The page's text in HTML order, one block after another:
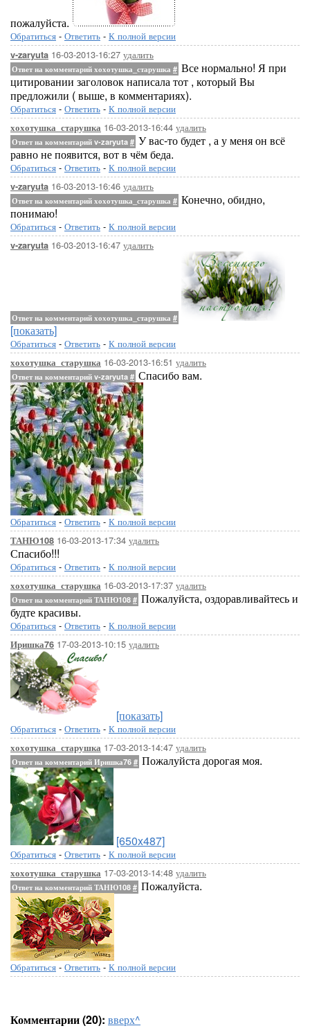
пожалуйста.
Обратиться - Ответить - К полной версии
v-zaryuta 16-03-2013-16:27 удалить
Ответ на комментарий хохотушка_старушка # Все нормально! Я при
цитировании заголовок написала тот , который Вы
предложили ( выше, в комментариях).
Обратиться - Ответить - К полной версии
хохотушка_старушка 16-03-2013-16:44 удалить
Ответ на комментарий v-zaryuta # У вас-то будет , а у меня он всё
равно не появится, вот в чём беда.
Обратиться - Ответить - К полной версии
v-zaryuta 16-03-2013-16:46 удалить
Ответ на комментарий хохотушка_старушка # Конечно, обидно,
понимаю!
Обратиться - Ответить - К полной версии
v-zaryuta 16-03-2013-16:47 удалить
Ответ на комментарий хохотушка_старушка #
[показать]
Обратиться - Ответить - К полной версии
хохотушка_старушка 16-03-2013-16:51 удалить
Ответ на комментарий v-zaryuta # Спасибо вам.
Обратиться - Ответить - К полной версии
ТАНЮ108 16-03-2013-17:34 удалить
Спасибо!!!
Обратиться - Ответить - К полной версии
хохотушка_старушка 16-03-2013-17:37 удалить
Ответ на комментарий ТАНЮ108 # Пожалуйста, оздоравливайтесь и
будте красивы.
Обратиться - Ответить - К полной версии
Иришка76 17-03-2013-10:15 удалить
[показать]
Обратиться - Ответить - К полной версии
хохотушка_старушка 17-03-2013-14:47 удалить
Ответ на комментарий Иришка76 # Пожалуйста дорогая моя.
[650x487]
Обратиться - Ответить - К полной версии
хохотушка_старушка 17-03-2013-14:48 удалить
Ответ на комментарий ТАНЮ108 # Пожалуйста.
Обратиться - Ответить - К полной версии
Комментарии (20): вверх^